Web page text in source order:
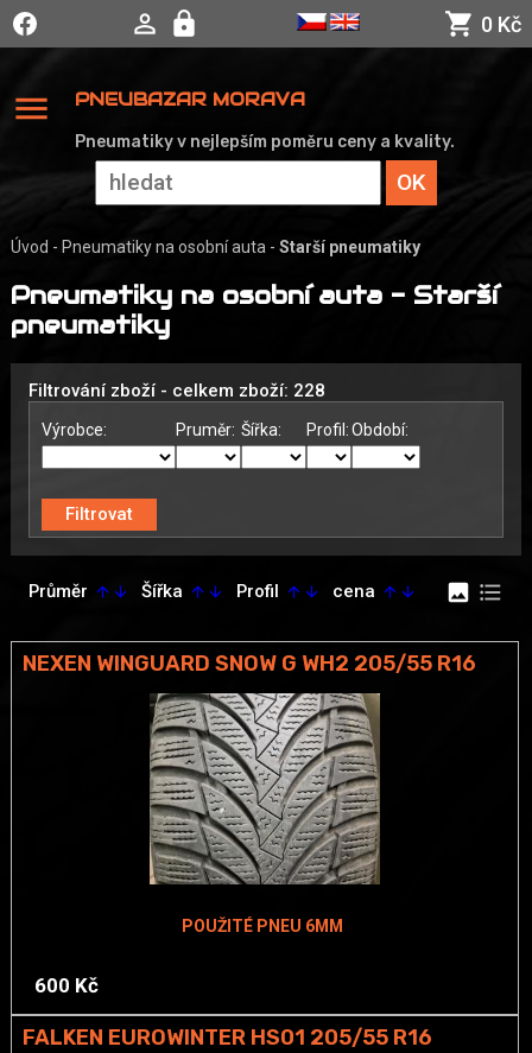
0 Kč
menu PNEUBAZAR MORAVA
Pneumatiky v nejlepším poměru ceny a kvality.
Úvod - Pneumatiky na osobní auta - Starší pneumatiky
Pneumatiky na osobní auta - Starší
pneumatiky
Filtrování zboží - celkem zboží: 228
Výrobce: Pruměr: Šířka: Profil:Období:
Průměr arrow_upward arrow_downward Šířka arrow_upward arrow_downward Profil arrow_upward arrow_downward cena arrow_upward arrow_downward image format_list_bulleted
NEXEN WINGUARD SNOW G WH2 205/55 R16
POUŽITÉ PNEU 6MM
600 Kč
FALKEN EUROWINTER HS01 205/55 R16